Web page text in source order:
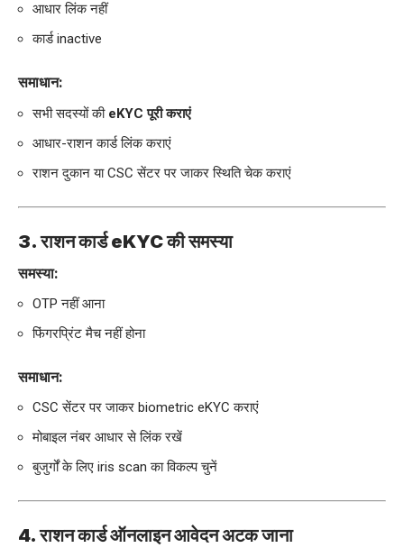
आधार लिंक नहीं
कार्ड inactive
समाधान:
सभी सदस्यों की eKYC पूरी कराएं
आधार-राशन कार्ड लिंक कराएं
राशन दुकान या CSC सेंटर पर जाकर स्थिति चेक कराएं
3. राशन कार्ड eKYC की समस्या
समस्या:
OTP नहीं आना
फिंगरप्रिंट मैच नहीं होना
समाधान:
CSC सेंटर पर जाकर biometric eKYC कराएं
मोबाइल नंबर आधार से लिंक रखें
बुजुर्गों के लिए iris scan का विकल्प चुनें
4. राशन कार्ड ऑनलाइन आवेदन अटक जाना